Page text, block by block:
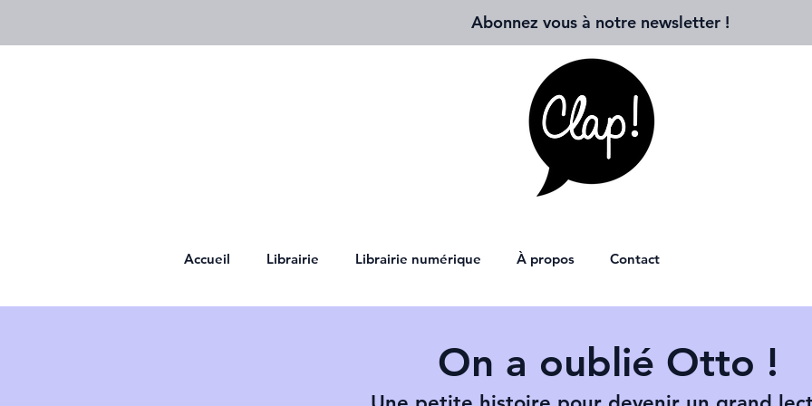
Abonnez vous à notre newsletter!
Accueil Librairie Librairie numérique À propos Contact
On a oublié Otto !